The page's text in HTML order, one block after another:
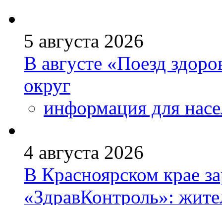
5 августа 2026
В августе «Поезд
округ
информация для
4 августа 2026
В Красноярском крае
«ЗдравКонтроль»: